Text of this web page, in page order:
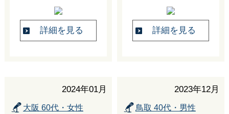
詳細を見る 詳細を見る
2024年01月
大阪 60代・女性
2023年12月
鳥取 40代・男性